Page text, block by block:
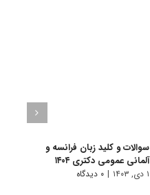
سوالات و کلید زبان فرانسه و
آلمانی عمومی دکتری ۱۴۰۴
۱ دی, ۱۴۰۳ | ۰ دیدگاه